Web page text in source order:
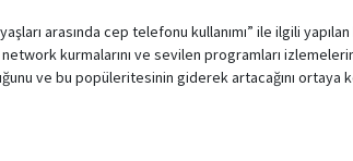
arasında cep telefonu kullanımı” ile ilgili
kurmalarını ve sevilen programları
ve bu popüleritesinin giderek artacağını ortaya